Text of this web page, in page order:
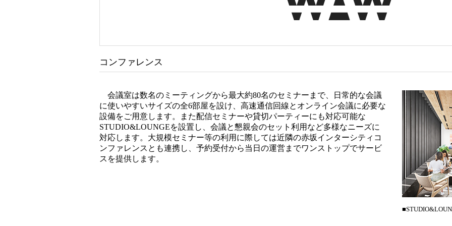
コンファレンス
会議室は数名のミーティングから最大約80名のセミナーまで、日常的な会議
に使いやすいサイズの全6部屋を設け、高速通信回線とオンライン会議に必要な
設備をご用意します。また配信セミナーや貸切パーティーにも対応可能な
STUDIO&LOUNGEを設置し、会議と懇親会のセット利用など多様なニーズに
対応します。大規模セミナー等の利用に際しては近隣の赤坂インターシティコ
ンファレンスとも連携し、予約受付から当日の運営までワンストップでサービ
スを提供します。